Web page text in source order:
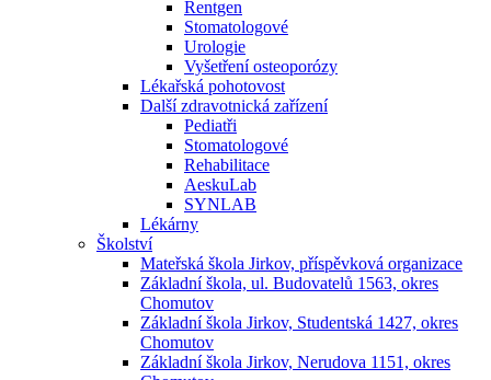
Rentgen
Stomatologové
Urologie
Vyšetření osteoporózy
Lékařská pohotovost
Další zdravotnická zařízení
Pediatři
Stomatologové
Rehabilitace
AeskuLab
SYNLAB
Lékárny
Školství
Mateřská škola Jirkov, příspěvková organizace
Základní škola, ul. Budovatelů 1563, okres
Chomutov
Základní škola Jirkov, Studentská 1427, okres
Chomutov
Základní škola Jirkov, Nerudova 1151, okres